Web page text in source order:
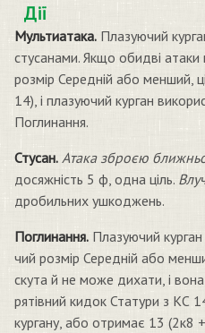
Дії
Мультиатака. Плазуючий
стусанами. Якщо обидві атаки
розмір Середній або менший,
14), і плазуючий курган
Поглинання.
Стусан. Атака зброєю
досяжність 5 ф, одна ціль.
дробильних ушкоджень.
Поглинання. Плазуючий курган
чий розмір Середній або
скута й не може дихати, і
рятівний кидок Статури з КС
кургану, або отримає 13 (2к8